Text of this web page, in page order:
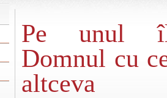
Pe unul îl
Domnul cu
altceva